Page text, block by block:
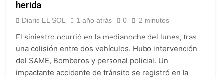
herida
Diario EL SOL 1 año atrás 0 2 minutos
El siniestro ocurrió en la medianoche del lunes, tras
una colisión entre dos vehículos. Hubo intervención
del SAME, Bomberos y personal policial. Un
impactante accidente de tránsito se registró en la